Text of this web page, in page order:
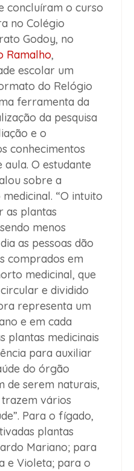
concluíram o curso
no Colégio
Godoy, no
Ramalho,
escolar um
do Relógio
ferramenta da
da pesquisa
e o
conhecimentos
O estudante
sobre a
“O intuito
as plantas
menos
as pessoas dão
comprados em
medicinal, que
e dividido
representa um
e em cada
plantas medicinais
para auxiliar
do órgão
de serem naturais,
vários
Para o fígado,
plantas
Mariano; para
e Violeta; para o